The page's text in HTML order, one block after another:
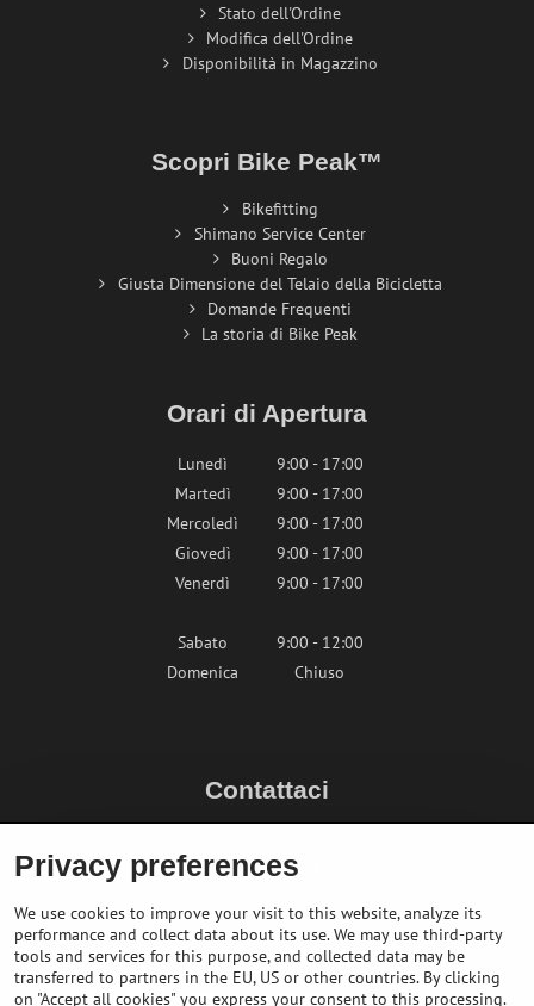
Stato dell'Ordine
Modifica dell'Ordine
Disponibilità in Magazzino
Scopri Bike Peak™
Bikefitting
Shimano Service Center
Buoni Regalo
Giusta Dimensione del Telaio della Bicicletta
Domande Frequenti
La storia di Bike Peak
Orari di Apertura
Lunedì
9:00 - 17:00
Martedì
9:00 - 17:00
Mercoledì
9:00 - 17:00
Giovedì
9:00 - 17:00
Venerdì
9:00 - 17:00
Sabato
9:00 - 12:00
Domenica
Chiuso
Contattaci
+436764858804 (AT)
Privacy preferences
We use cookies to improve your visit to this website, analyze its
performance and collect data about its use. We may use third-party
tools and services for this purpose, and collected data may be
transferred to partners in the EU, US or other countries. By clicking
on "Accept all cookies" you express your consent to this processing.